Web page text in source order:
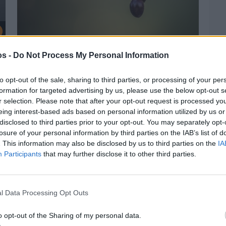
- Do Not Process My Personal Information
opt-out of the sale, sharing to third parties, or processing of your
for targeted advertising by us, please use the below opt-out
selection. Please note that after your opt-out request is processed
interest-based ads based on personal information utilized by us
to third parties prior to your opt-out. You may separately
of your personal information by third parties on the IAB’s list of
This information may also be disclosed by us to third parties on the
Participants that may further disclose it to other third parties.
Data Processing Opt Outs
opt-out of the Sharing of my personal data.
Ελαιοκομικό Μητρώο: Ξεκινά η
Χίο